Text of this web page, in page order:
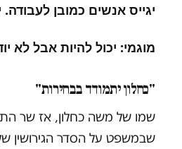
יגייס אנשים כמובן
מוגמי: יכול להיות אבל לא
"כחלון יתמודד בבחירות"
שמו של משה כחלון, אז שר
שבמשפט על הסדר הגירושין של